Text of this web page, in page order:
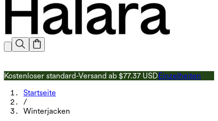
Kostenloser standard-Versand ab $77.37 USDEinzelheiten
Startseite
/
Winterjacken